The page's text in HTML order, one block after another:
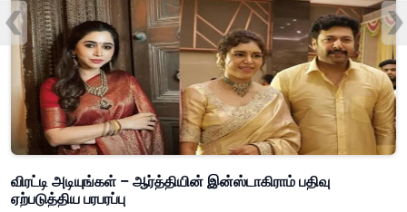
விரட்டி அடியுங்கள் – ஆர்த்தியின் இன்ஸ்டாகிராம் பதிவு
ஏற்படுத்திய பரபரப்பு